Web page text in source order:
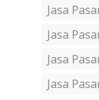
Jasa
Jasa
Jasa
Jasa